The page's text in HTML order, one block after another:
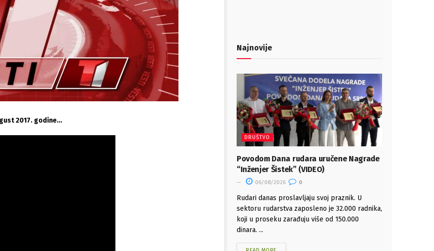
2017. godine…
Najnovije
DRUŠTVO
Povodom Dana rudara uručene Nagrade
“Inženjer Šistek” (VIDEO)
06/08/2026 0
Rudari danas proslavljaju svoj praznik. U
sektoru rudarstva zaposleno je 32.000 radnika,
koji u proseku zarađuju više od 150.000
dinara. ...